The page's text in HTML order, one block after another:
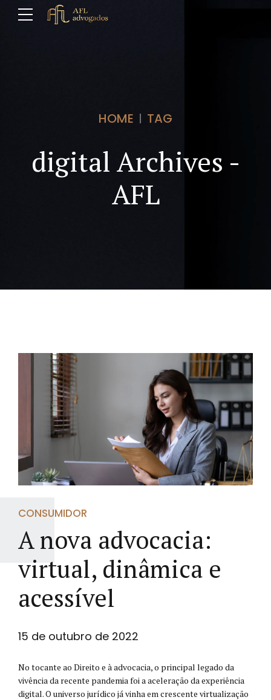
HOME TAG
digital Archives -
AFL
CONSUMIDOR
A nova advocacia:
virtual, dinâmica e
acessível
15 de outubro de 2022
No tocante ao Direito e à advocacia, o principal legado da
vivência da recente pandemia foi a aceleração da experiência
digital. O universo jurídico já vinha em crescente virtualização